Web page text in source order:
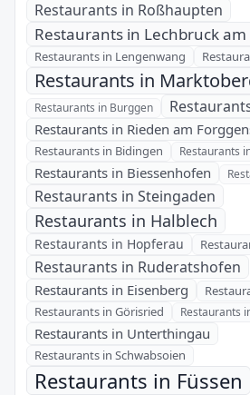
Restaurants in Roßhaupten
Restaurants in Lechbruck am
Restaurants in Lengenwang
Restaurants in
Restaurants in Burggen
Restaurants in Rieden am
Restaurants in Bidingen Restaurants
Restaurants in Biessenhofen
Restaurants in Steingaden
Restaurants in Halblech
Restaurants in Hopferau
Restaurants in Ruderatshofen
Restaurants in Eisenberg
Restaurants in Görisried
Restaurants
Restaurants in Unterthingau
Restaurants in Schwabsoien
Restaurants in Füssen